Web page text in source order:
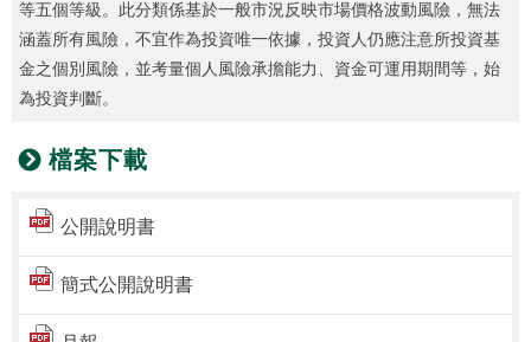
等五個等級。此分類係基於一般市況反映市場價格波動風險，無法
涵蓋所有風險，不宜作為投資唯一依據，投資人仍應注意所投資基
金之個別風險，並考量個人風險承擔能力、資金可運用期間等，始
為投資判斷。
檔案下載
公開說明書
簡式公開說明書